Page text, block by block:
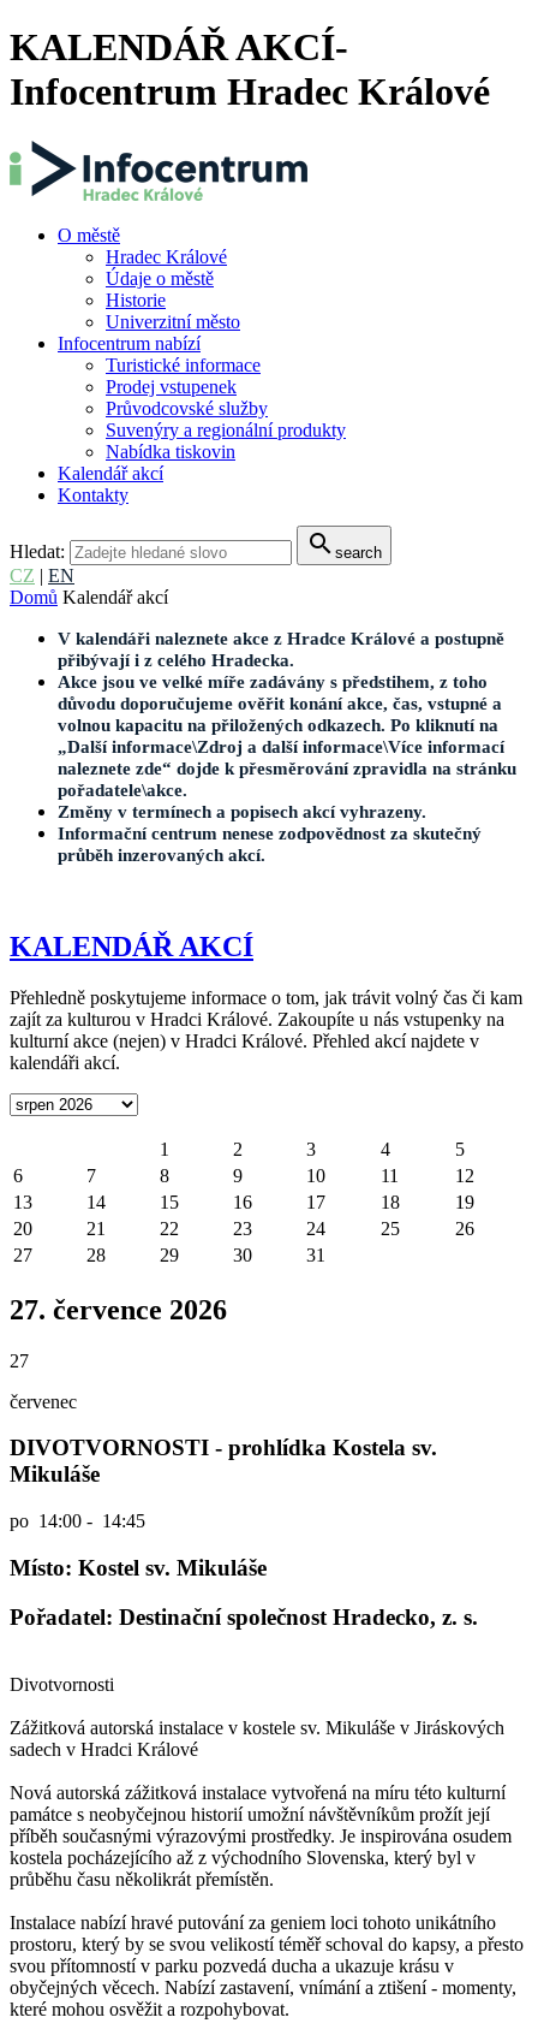
KALENDÁŘ AKCÍ-
Infocentrum Hradec Králové
O městě
Hradec Králové
Údaje o městě
Historie
Univerzitní město
Infocentrum nabízí
Turistické informace
Prodej vstupenek
Průvodcovské služby
Suvenýry a regionální produkty
Nabídka tiskovin
Kalendář akcí
Kontakty
Hledat: search search
CZ | EN
Domů Kalendář akcí
V kalendáři naleznete akce z Hradce Králové a postupně
přibývají i z celého Hradecka.
Akce jsou ve velké míře zadávány s předstihem, z toho
důvodu doporučujeme ověřit konání akce, čas, vstupné a
volnou kapacitu na přiložených odkazech. Po kliknutí na
„Další informace\Zdroj a další informace\Více informací
naleznete zde“ dojde k přesměrování zpravidla na stránku
pořadatele\akce.
Změny v termínech a popisech akcí vyhrazeny.
Informační centrum nenese zodpovědnost za skutečný
průběh inzerovaných akcí.
KALENDÁŘ AKCÍ
Přehledně poskytujeme informace o tom, jak trávit volný čas či kam
zajít za kulturou v Hradci Králové. Zakoupíte u nás vstupenky na
kulturní akce (nejen) v Hradci Králové. Přehled akcí najdete v
kalendáři akcí.
1 2 3 4
5
6
7 8 9 10 11
12
13
14 15 16 17 18
19
20
21 22 23 24 25
26
27
28 29 30 31
27. července 2026
27
červenec
DIVOTVORNOSTI - prohlídka Kostela sv.
Mikuláše
po 14:00 - 14:45
Místo: Kostel sv. Mikuláše
Pořadatel: Destinační společnost Hradecko, z. s.
Divotvornosti
Zážitková autorská instalace v kostele sv. Mikuláše v Jiráskových
sadech v Hradci Králové
Nová autorská zážitková instalace vytvořená na míru této kulturní
památce s neobyčejnou historií umožní návštěvníkům prožít její
příběh současnými výrazovými prostředky. Je inspirována osudem
kostela pocházejícího až z východního Slovenska, který byl v
průběhu času několikrát přemístěn.
Instalace nabízí hravé putování za geniem loci tohoto unikátního
prostoru, který by se svou velikostí téměř schoval do kapsy, a přesto
svou přítomností v parku pozvedá ducha a ukazuje krásu v
obyčejných věcech. Nabízí zastavení, vnímání a ztišení - momenty,
které mohou osvěžit a rozpohybovat.